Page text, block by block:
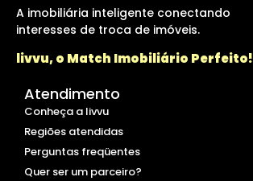
A imobiliária inteligente conectando
interesses de troca de imóveis.
livvu, o Match Imobiliário Perfeito!
Atendimento
Conheça a livvu
Regiões atendidas
Perguntas freqüentes
Quer ser um parceiro?